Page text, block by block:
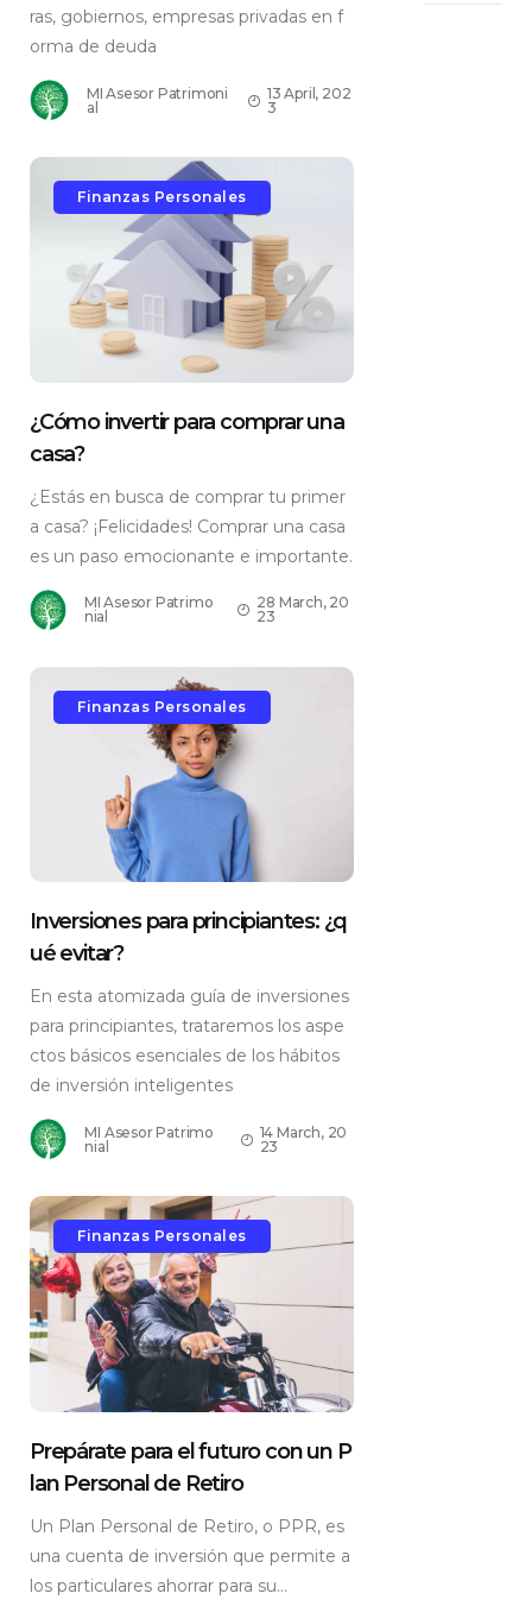
ras, gobiernos, empresas privadas en f
orma de deuda
MI Asesor Patrimoni
al
13 April, 202
3
Finanzas Personales
¿Cómo invertir para comprar una
casa?
¿Estás en busca de comprar tu primer
a casa? ¡Felicidades! Comprar una casa
es un paso emocionante e importante.
MI Asesor Patrimo
nial
28 March, 20
23
Finanzas Personales
Inversiones para principiantes: ¿q
ué evitar?
En esta atomizada guía de inversiones
para principiantes, trataremos los aspe
ctos básicos esenciales de los hábitos
de inversión inteligentes
MI Asesor Patrimo
nial
14 March, 20
23
Finanzas Personales
Prepárate para el futuro con un P
lan Personal de Retiro
Un Plan Personal de Retiro, o PPR, es
una cuenta de inversión que permite a
los particulares ahorrar para su...